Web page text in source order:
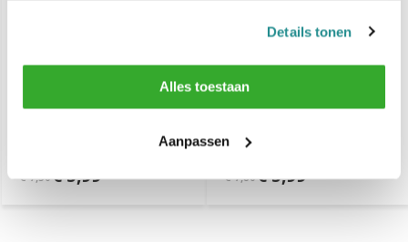
Details tonen
Alles toestaan
Aanpassen
MARMARA BARBER Aqua
€ 7,50€ 5,99
MARMARA BARBER
€ 7,80€ 5,99